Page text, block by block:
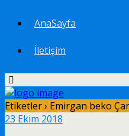
AnaSayfa
İletişim
Etiketler › Emirgan beko
23 Ekim 2018